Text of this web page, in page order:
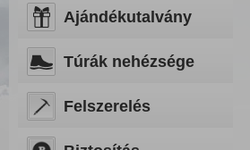
Ajándékutalvány
Túrák nehézsége
Felszerelés